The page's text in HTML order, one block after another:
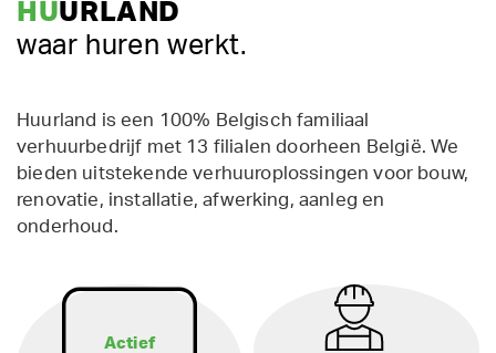
HUURLAND
waar huren werkt.
Huurland is een 100% Belgisch familiaal
verhuurbedrijf met 13 filialen doorheen België. We
bieden uitstekende verhuuroplossingen voor bouw,
renovatie, installatie, afwerking, aanleg en
onderhoud.
Actief